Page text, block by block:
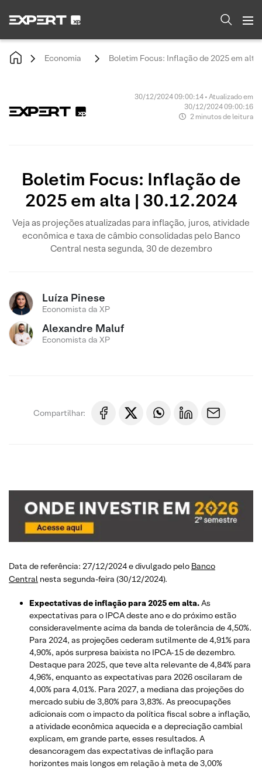
Economia Boletim Focus: Inflação de 2025 em alta
30/12/2024 09:00:14 • Atualizado em
30/12/2024 09:00:16
2 minutos de leitura
Boletim Focus: Inflação de
2025 em alta | 30.12.2024
Veja as projeções atualizadas para inflação, juros, atividade
econômica e taxa de câmbio consolidadas pelo Banco
Central nesta segunda, 30 de dezembro
Luíza Pinese
Economista da XP
Alexandre Maluf
Economista da XP
Compartilhar:
Data de referência: 27/12/2024 e divulgado pelo Banco
Central nesta segunda-feira (30/12/2024).
Expectativas de inflação para 2025 em alta.As
expectativas para o IPCA deste ano e do próximo estão
consideravelmente acima da banda de tolerância de 4,50%.
Para 2024, as projeções cederam sutilmente de 4,91% para
4,90%, após surpresa baixista no IPCA-15 de dezembro.
Destaque para 2025, que teve alta relevante de 4,84% para
4,96%, enquanto as expectativas para 2026 oscilaram de
4,00% para 4,01%. Para 2027, a mediana das projeções do
mercado subiu de 3,80% para 3,83%. As preocupações
adicionais com o impacto da política fiscal sobre a inflação,
a atividade econômica aquecida e a depreciação cambial
explicam, em grande parte, esses resultados. A
desancoragem das expectativas de inflação para
horizontes mais longos em relação à meta de 3,00%